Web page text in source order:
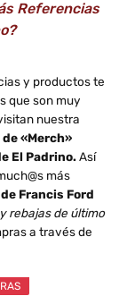
Referencias
y productos te
que son muy
nuestra
«Merch»
El Padrino.Así
más
Francis Ford
rebajas de último
a través de